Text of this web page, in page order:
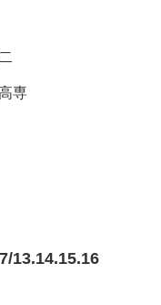
専
13.14.15.16